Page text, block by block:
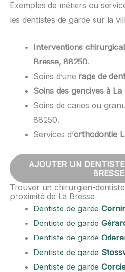
Exemples de métiers ou
les dentistes de garde sur la
Interventions
Bresse, 88250.
Soins d’une rage de
Soins des gencives à La
Soins de caries ou
88250.
Services d’orthodontie
AJOUTER UN
BRESSE
Trouver un chirurgien-
proximité de La Bresse
Dentiste de garde
Dentiste de garde
Dentiste de garde
Dentiste de garde
Dentiste de garde